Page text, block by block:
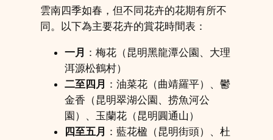
雲南四季如春，但不同花卉的花期有所不
同。以下為主要花卉的賞花時間表：
一月 ：梅花（昆明黑龍潭公園、大理
洱源松鶴村）
二至四月 ：油菜花（曲靖羅平）、鬱
金香（昆明翠湖公園、捞魚河公
園）、玉蘭花（昆明圓通山）
四至五月 ：藍花楹（昆明街頭）、杜